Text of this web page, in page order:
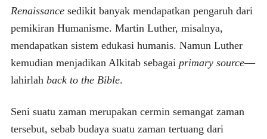
Renaissancesedikit banyak mendapatkan pengaruh dari
pemikiran Humanisme. Martin Luther, misalnya,
mendapatkan sistem edukasi humanis. Namun Luther
kemudian menjadikan Alkitab sebagai primary source—
lahirlah back to the Bible.
Seni suatu zaman merupakan cermin semangat zaman
tersebut, sebab budaya suatu zaman tertuang dari